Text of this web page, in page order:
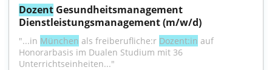
Dozent Gesundheitsmanagement
Dienstleistungsmanagement (m/w/d)
"...in München als freiberufliche:r Dozent:in auf
Honorarbasis im Dualen Studium mit 36
Unterrichtseinheiten..."